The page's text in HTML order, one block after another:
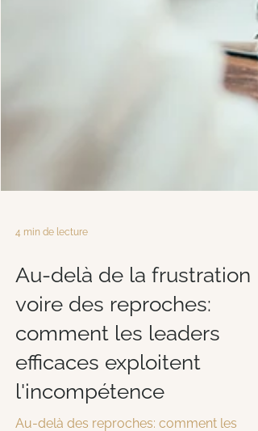
Au-delà de la frustration
voire des reproches:
comment les leaders
efficaces exploitent
l'incompétence